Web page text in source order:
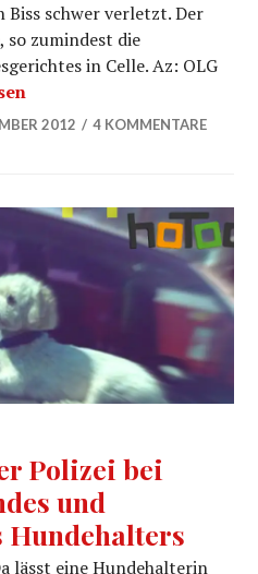
schwer verletzt. Der
zumindest die
in Celle. Az: OLG
Schäden durch
2012 4 KOMMENTARE
Polizei bei
und
Hundehalters
lässt eine Hundehalterin